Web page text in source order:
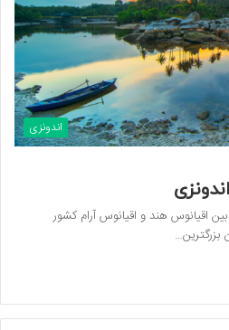
اندونزی
اقیانوس هند و اقیانوس آرام کشور
بزرگترین…